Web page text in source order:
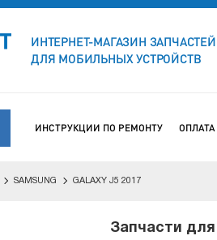
ИНТЕРНЕТ-МАГАЗИН ЗАПЧАСТЕЙ
ДЛЯ МОБИЛЬНЫХ УСТРОЙСТВ
ИНСТРУКЦИИ ПО РЕМОНТУ
SAMSUNG GALAXY J5 2017
Запчасти